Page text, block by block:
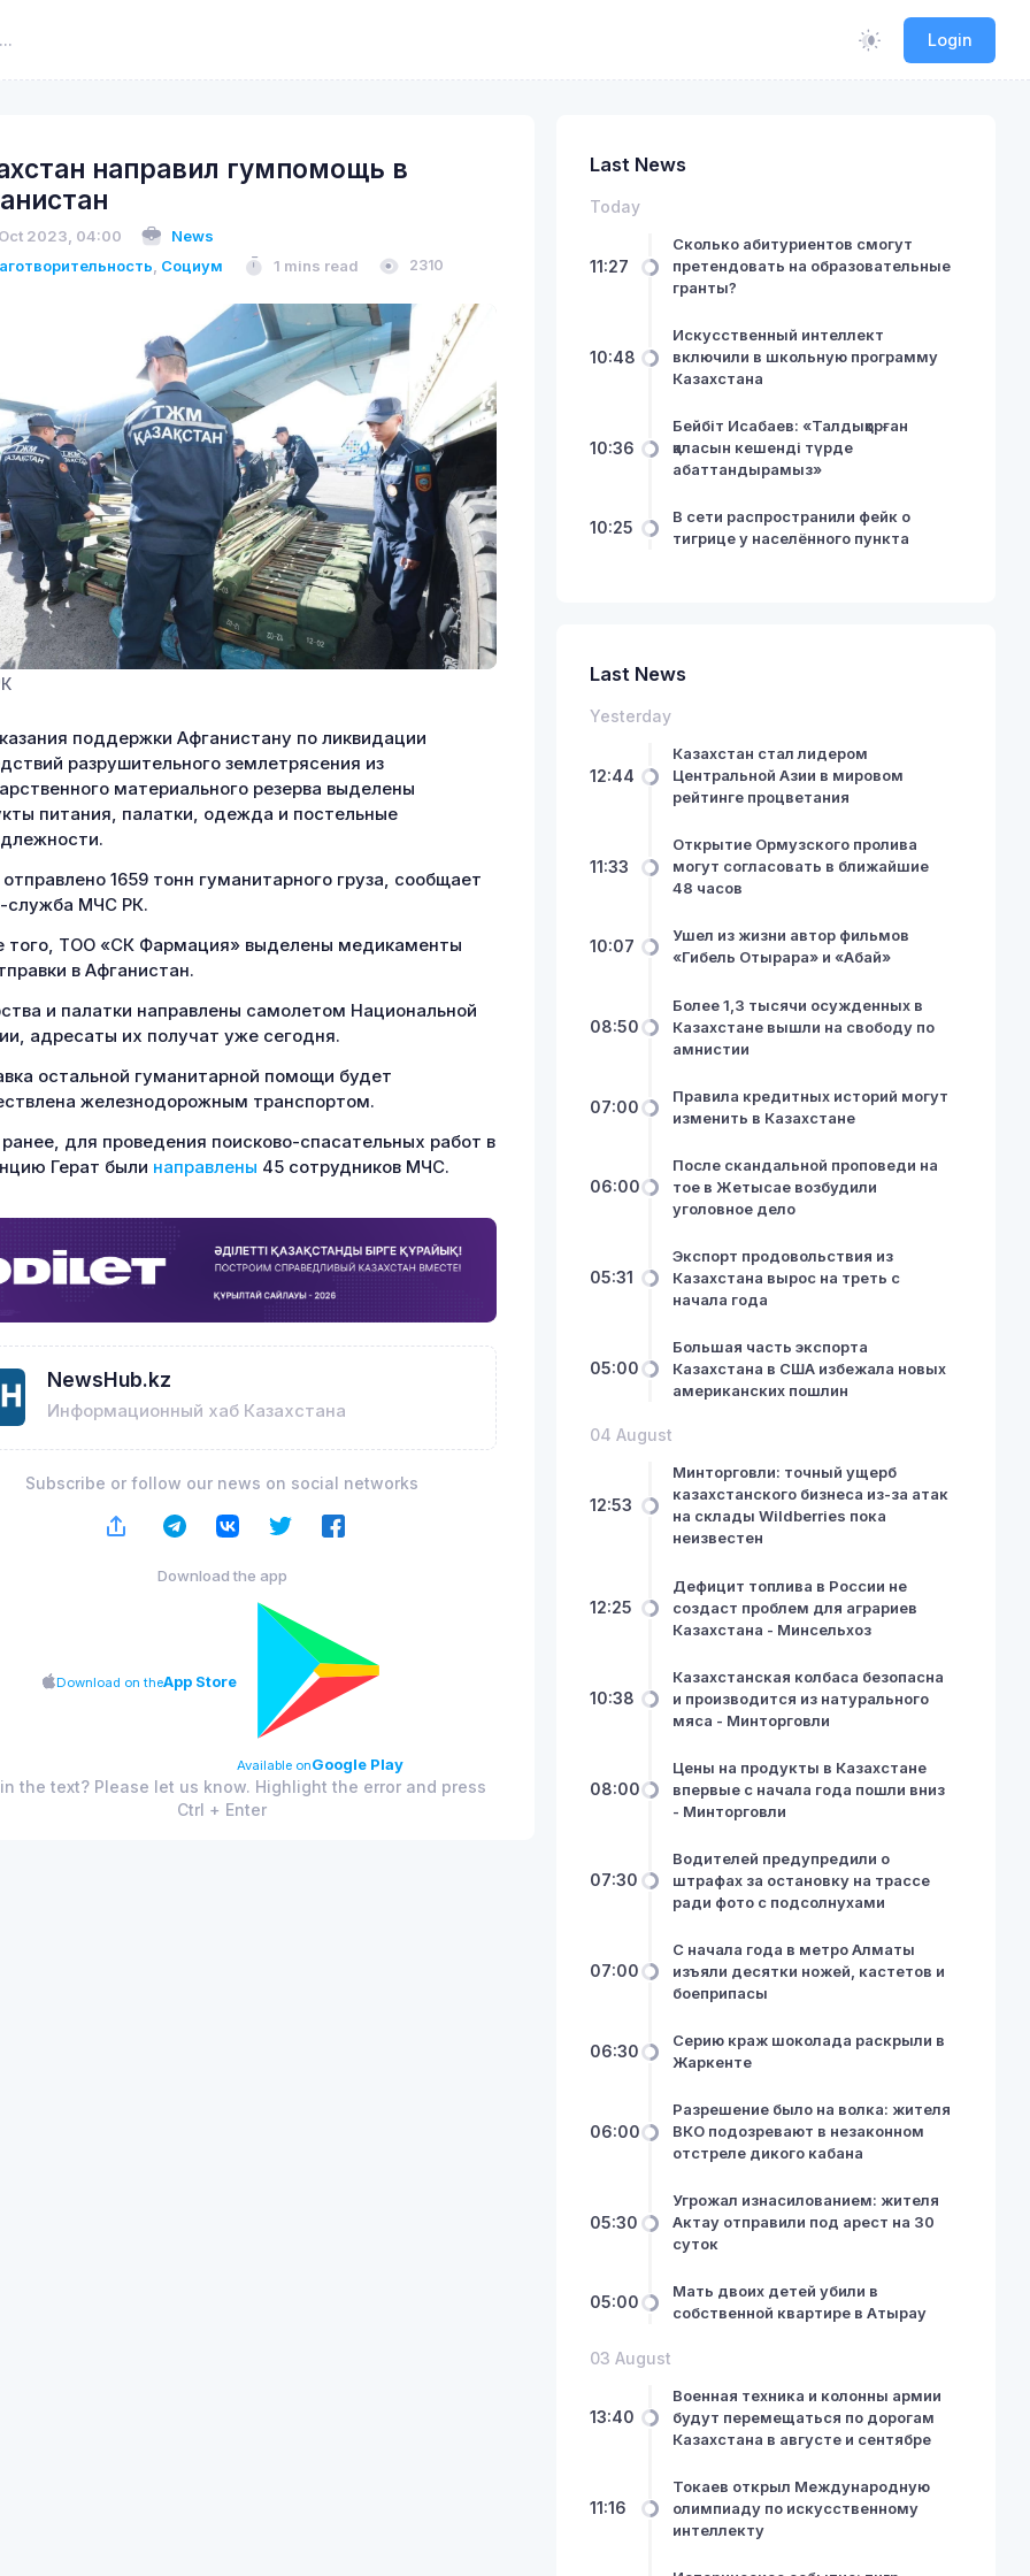
Login
направил гумпомощь в
Oct 2023, 04:00
News
Социум 1 mins read 2310
поддержки Афганистану по ликвидации
разрушительного землетрясения из
материального резерва выделены
питания, палатки, одежда и постельные
отправлено 1659 тонн гуманитарного груза, сообщает
служба МЧС РК.
того, ТОО «СК Фармация» выделены медикаменты
в Афганистан.
и палатки направлены самолетом Национальной
адресаты их получат уже сегодня.
остальной гуманитарной помощи будет
железнодорожным транспортом.
для проведения поисково-спасательных работ в
Герат были направлены 45 сотрудников МЧС.
NewsHub.kz
Информационный хаб Казахстана
Subscribe or follow our news on social networks
Download the app
Download on theApp Store
Available onGoogle Play
in the text? Please let us know. Highlight the error and press
Ctrl + Enter
Last News
Today
11:27
Сколько абитуриентов смогут
претендовать на образовательные
гранты?
10:48
Искусственный интеллект
включили в школьную программу
Казахстана
10:36
Бейбіт Исабаев: «Талдықорған
қаласын кешенді түрде
абаттандырамыз»
10:25
В сети распространили фейк о
тигрице у населённого пункта
Last News
Yesterday
12:44
Казахстан стал лидером
Центральной Азии в мировом
рейтинге процветания
11:33
Открытие Ормузского пролива
могут согласовать в ближайшие
48 часов
10:07
Ушел из жизни автор фильмов
«Гибель Отырара» и «Абай»
08:50
Более 1,3 тысячи осужденных в
Казахстане вышли на свободу по
амнистии
07:00
Правила кредитных историй могут
изменить в Казахстане
06:00
После скандальной проповеди на
тое в Жетысае возбудили
уголовное дело
05:31
Экспорт продовольствия из
Казахстана вырос на треть с
начала года
05:00
Большая часть экспорта
Казахстана в США избежала новых
американских пошлин
04 August
12:53
Минторговли: точный ущерб
казахстанского бизнеса из-за атак
на склады Wildberries пока
неизвестен
12:25
Дефицит топлива в России не
создаст проблем для аграриев
Казахстана - Минсельхоз
10:38
Казахстанская колбаса безопасна
и производится из натурального
мяса - Минторговли
08:00
Цены на продукты в Казахстане
впервые с начала года пошли вниз
- Минторговли
07:30
Водителей предупредили о
штрафах за остановку на трассе
ради фото с подсолнухами
07:00
С начала года в метро Алматы
изъяли десятки ножей, кастетов и
боеприпасы
06:30
Серию краж шоколада раскрыли в
Жаркенте
06:00
Разрешение было на волка: жителя
ВКО подозревают в незаконном
отстреле дикого кабана
05:30
Угрожал изнасилованием: жителя
Актау отправили под арест на 30
суток
05:00
Мать двоих детей убили в
собственной квартире в Атырау
03 August
13:40
Военная техника и колонны армии
будут перемещаться по дорогам
Казахстана в августе и сентябре
11:16
Токаев открыл Международную
олимпиаду по искусственному
интеллекту